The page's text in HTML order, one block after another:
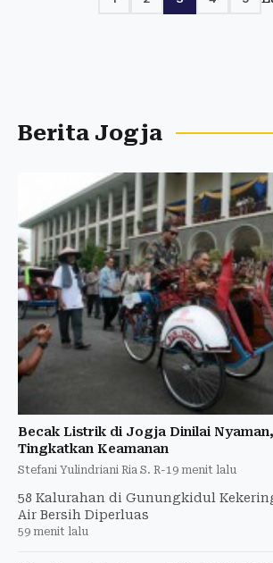
Berita Jogja
Becak Listrik di Jogja Dinilai
Tingkatkan Keamanan
Stefani Yulindriani Ria S. R-19 menit lalu
58 Kalurahan di Gunungkidul
Air Bersih Diperluas
59 menit lalu